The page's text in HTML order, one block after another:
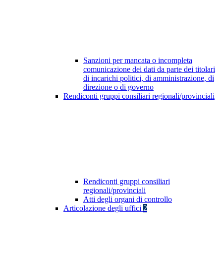
Sanzioni per mancata o incompleta
comunicazione dei dati da parte dei titolari
di incarichi politici, di amministrazione, di
direzione o di governo
Rendiconti gruppi consiliari regionali/provinciali
Rendiconti gruppi consiliari
regionali/provinciali
Atti degli organi di controllo
Articolazione degli uffici 2